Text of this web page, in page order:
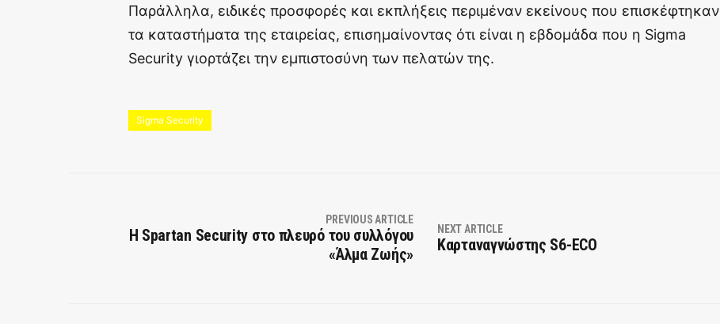
Παράλληλα, ειδικές προσφορές και εκπλήξεις περιμέναν εκείνους που επισκέφτηκαν
τα καταστήματα της εταιρείας, επισημαίνοντας ότι είναι η εβδομάδα που η Sigma
Security γιορτάζει την εμπιστοσύνη των πελατών της.
Sigma Security
PREVIOUS ARTICLE
Η Spartan Security στο πλευρό του συλλόγου
«Άλμα Ζωής»
NEXT ARTICLE
Καρταναγνώστης S6-ECO